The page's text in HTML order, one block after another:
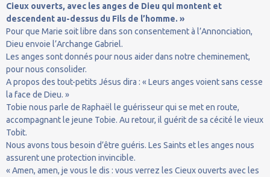
Cieux ouverts, avec les anges de Dieu qui montent et
descendent au-dessus du Fils de l’homme. »
Pour que Marie soit libre dans son consentement à l’Annonciation,
Dieu envoie l’Archange Gabriel.
Les anges sont donnés pour nous aider dans notre cheminement,
pour nous consolider.
A propos des tout-petits Jésus dira : « Leurs anges voient sans cesse
la face de Dieu. »
Tobie nous parle de Raphaël le guérisseur qui se met en route,
accompagnant le jeune Tobie. Au retour, il guérit de sa cécité le vieux
Tobit.
Nous avons tous besoin d’être guéris. Les Saints et les anges nous
assurent une protection invincible.
« Amen, amen, je vous le dis : vous verrez les Cieux ouverts avec les